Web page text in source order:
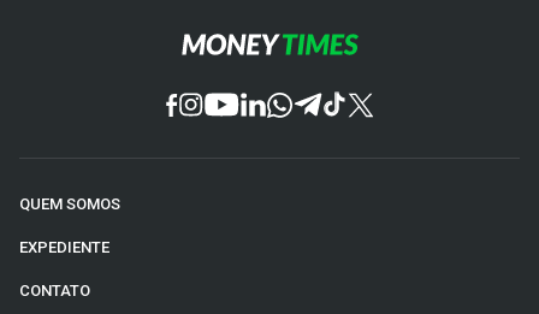
QUEM SOMOS
EXPEDIENTE
CONTATO